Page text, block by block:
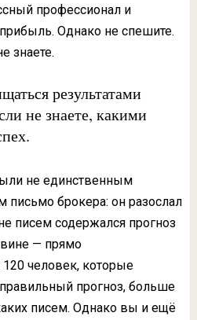
профессионал и
Однако не спешите.
знаете.
результатами
не знаете, какими
не единственным
брокера: он разослал
писем содержался прогноз
— прямо
человек, которые
прогноз, больше
писем. Однако вы и ещё